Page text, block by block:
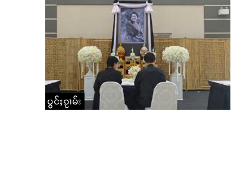
ပွင်ႈၵႂၢမ်း